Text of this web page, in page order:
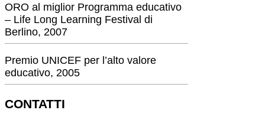
ORO al miglior Programma educativo
– Life Long Learning Festival di
Berlino, 2007
Premio UNICEF per l’alto valore
educativo, 2005
CONTATTI